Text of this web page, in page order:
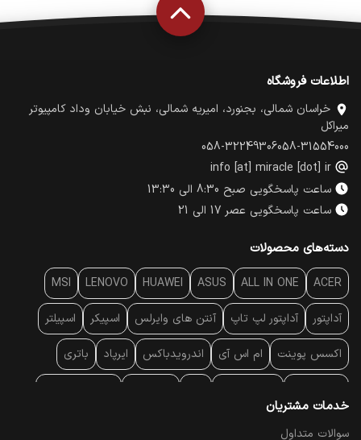
اطلاعات فروشگاه
خراسان شمالی، بجنورد، امیریه شمالی، نبش خیابان وداد کامپیوتر
میراکل
058-31554000
058-32249306
info [at] miracle [dot] ir
ساعت پاسخگویی صبح 8:30 الی 13:30
ساعت پاسخگویی عصر 17 الی 21
دسته‌های محصولات
ACER
ALL IN ONE
ASUS
HUAWEI
LENOVO
MSI
آداپتور آداپتور لپ تاپ آنتن‌ های وایرلس اسپیکر اسپیلتر
اکسس پوینت ام اس آی اندرویدباکس ایرپاد باتری
پایه سقفی
خدمات مشتریان
سوالات متداول